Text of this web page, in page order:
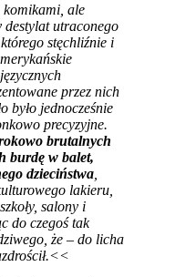
ale
destylat utraconego
stęchliźnie i
przez nich
było jednocześnie
precyzyjne.
brutalnych
burdę w balet,
dzieciństwa
lakieru,
salony i
do czegoś tak
że – do licha